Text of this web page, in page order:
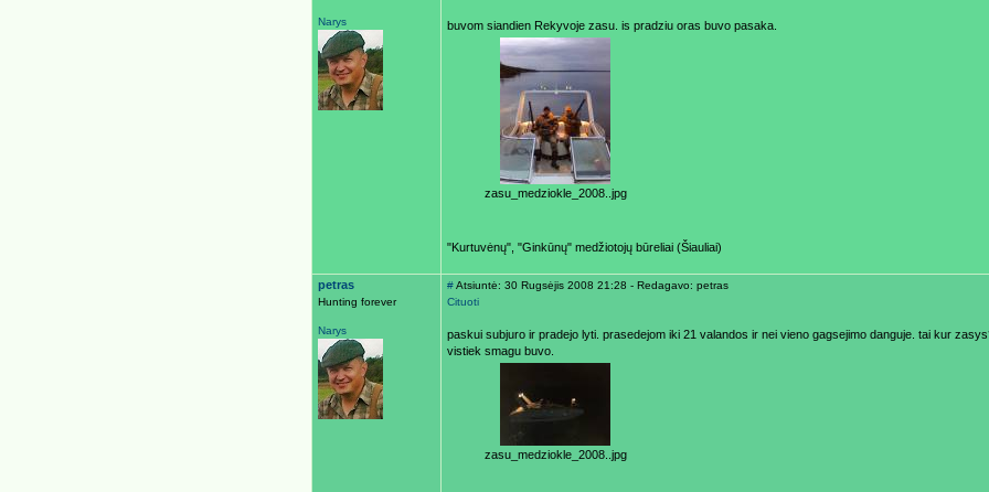
Narys buvom siandien Rekyvoje zasu. is pradziu oras buvo pasaka.
zasu_medziokle_2008..jpg
"Kurtuvėnų", "Ginkūnų" medžiotojų būreliai (Šiauliai)
petras
Hunting forever
Narys
#Atsiuntė: 30 Rugsėjis 2008 21:28 - Redagavo: petras
Cituoti
paskui subjuro ir pradejo lyti. prasedejom iki 21 valandos ir nei vieno gagsejimo danguje. tai kur
vistiek smagu buvo.
zasu_medziokle_2008..jpg